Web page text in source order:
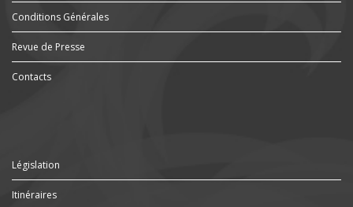
Conditions Générales
Revue de Presse
Contacts
Législation
Itinéraires